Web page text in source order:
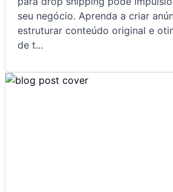
seu negócio. Aprenda a criar
estruturar conteúdo original e
de t...